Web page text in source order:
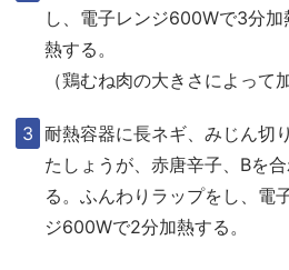
し、電子レンジ600Wで3分
熱する。
（鶏むね肉の大きさによって
耐熱容器に長ネギ、みじん切
たしょうが、赤唐辛子、Bを
る。ふんわりラップをし、電
ジ600Wで2分加熱する。